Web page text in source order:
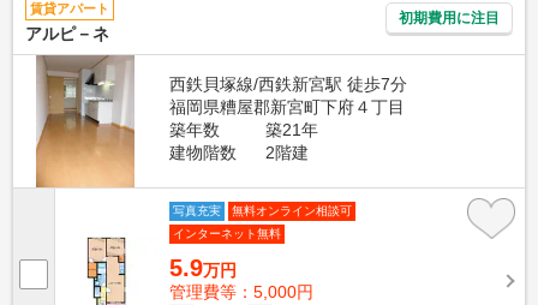
賃貸アパート
アルピ－ネ
初期費用に注目
西鉄貝塚線/西鉄新宮駅 徒歩7分
福岡県糟屋郡新宮町下府４丁目
築年数
築21年
建物階数
2階建
写真充実
無料オンライン相談可
インターネット無料
5.9万円
管理費等：5,000円